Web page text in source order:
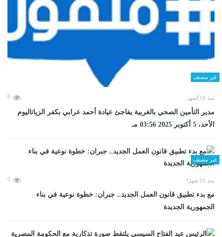
غير مصنف
منذ 10 أشهر 0
مدير التأمين الصحي بالغربية يفاجئ عيادة أحمد عرابي بكفر الزياتاليوم
الأحد، 5 أكتوبر 2025 03:56 مـ
غير مصنف
منذ 11 شهرًا 0
مع بدء تطبيق قانون العمل الجديد.. جبران: خطوة نوعية في بناء
الجمهورية الجديدة